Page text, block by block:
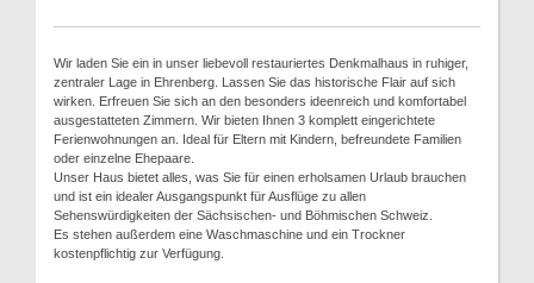
Wir laden Sie ein in unser liebevoll restauriertes Denkmalhaus in ruhiger,
zentraler Lage in Ehrenberg. Lassen Sie das historische Flair auf sich
wirken. Erfreuen Sie sich an den besonders ideenreich und komfortabel
ausgestatteten Zimmern. Wir bieten Ihnen 3 komplett eingerichtete
Ferienwohnungen an. Ideal für Eltern mit Kindern, befreundete Familien
oder einzelne Ehepaare.
Unser Haus bietet alles, was Sie für einen erholsamen Urlaub brauchen
und ist ein idealer Ausgangspunkt für Ausflüge zu allen
Sehenswürdigkeiten der Sächsischen- und Böhmischen Schweiz.
Es stehen außerdem eine Waschmaschine und ein Trockner
kostenpflichtig zur Verfügung.